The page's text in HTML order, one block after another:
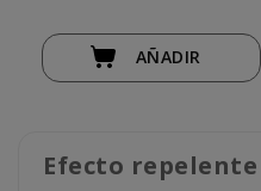
AÑADIR
Efecto